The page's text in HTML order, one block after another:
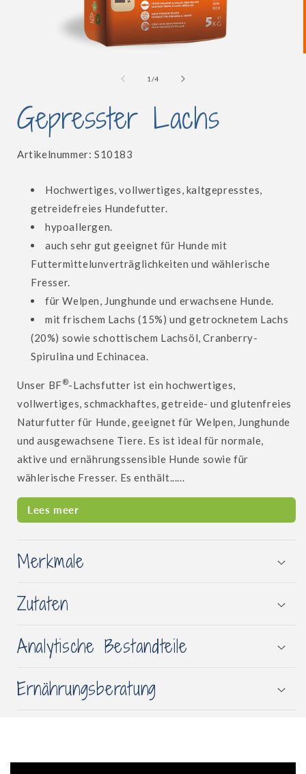
1 /von
4
Gepresster Lachs
Artikelnummer: SKU:
S10183
Hochwertiges, vollwertiges, kaltgepresstes,
getreidefreies Hundefutter.
hypoallergen.
auch sehr gut geeignet für Hunde mit
Futtermittelunverträglichkeiten und wählerische
Fresser.
für Welpen, Junghunde und erwachsene Hunde.
mit frischem Lachs (15%) und getrocknetem Lachs
(20%) sowie schottischem Lachsöl, Cranberry-
Spirulina und Echinacea.
Unser BF®-Lachsfutter ist ein hochwertiges,
vollwertiges, schmackhaftes, getreide- und glutenfreies
Naturfutter für Hunde, geeignet für Welpen, Junghunde
und ausgewachsene Tiere. Es ist ideal für normale,
aktive und ernährungssensible Hunde sowie für
wählerische Fresser. Es enthält......
Lees meer
Merkmale
Zutaten
Analytische Bestandteile
Ernährungsberatung